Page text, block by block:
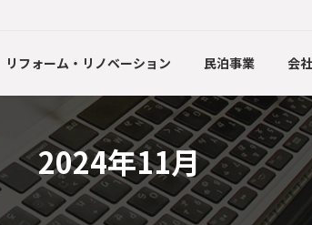
リフォーム・リノベーション 民泊事業 会
2024年11月